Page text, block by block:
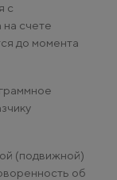
с
счете
до момента
(подвижной)
об